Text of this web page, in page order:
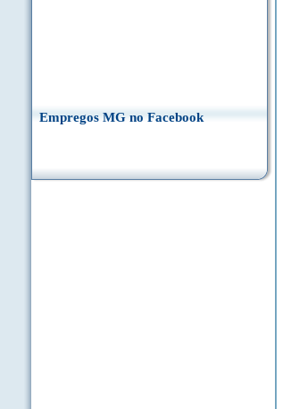
Empregos MG no Facebook